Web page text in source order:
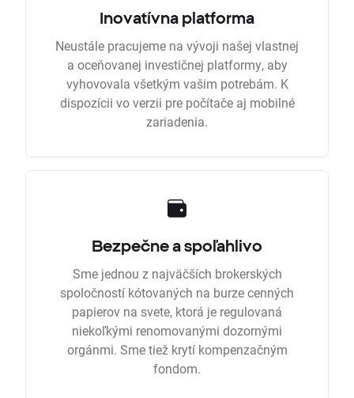
Inovatívna platforma
Neustále pracujeme na vývoji našej vlastnej
a oceňovanej investičnej platformy, aby
vyhovovala všetkým vašim potrebám. K
dispozícii vo verzii pre počítače aj mobilné
zariadenia.
Bezpečne a spoľahlivo
Sme jednou z najväčších brokerských
spoločností kótovaných na burze cenných
papierov na svete, ktorá je regulovaná
niekoľkými renomovanými dozornými
orgánmi. Sme tiež krytí kompenzačným
fondom.